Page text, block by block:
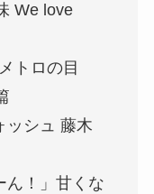
We love
トロの目
ッシュ 藤木
ん！」甘くな